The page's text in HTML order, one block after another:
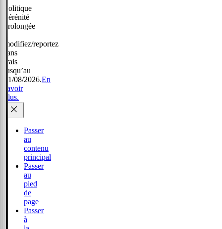
Politique
Sérénité
prolongée
modifiez/reportez
sans
frais
jusqu’au
31/08/2026.En
savoir
plus.
Passer
au
contenu
principal
Passer
au
pied
de
page
Passer
à